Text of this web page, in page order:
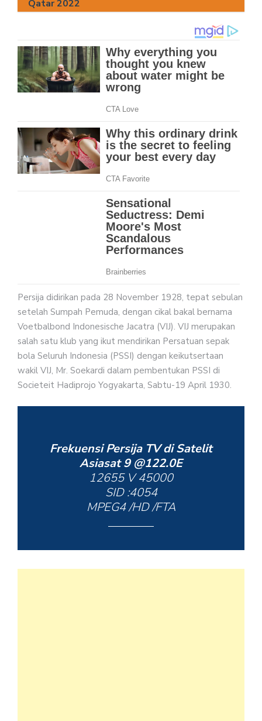
Qatar 2022
Persija didirikan pada 28 November 1928, tepat sebulan
setelah Sumpah Pemuda, dengan cikal bakal bernama
Voetbalbond Indonesische Jacatra (VIJ). VIJ merupakan
salah satu klub yang ikut mendirikan Persatuan sepak
bola Seluruh Indonesia (PSSI) dengan keikutsertaan
wakil VIJ, Mr. Soekardi dalam pembentukan PSSI di
Societeit Hadiprojo Yogyakarta, Sabtu-19 April 1930.
Frekuensi Persija TV di Satelit
Asiasat 9 @122.0E
12655 V 45000
SID :4054
MPEG4 /HD /FTA